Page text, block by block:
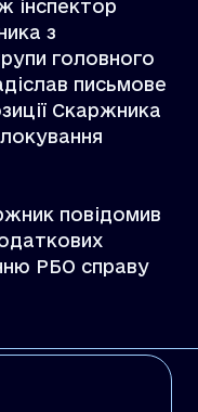
інспектор
з
головного
письмове
Скаржника
повідомив
РБО справу